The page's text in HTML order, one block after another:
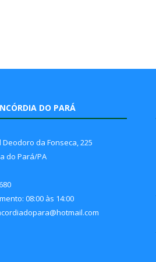
DO PARÁ
Deodoro da Fonseca, 225
do Pará/PA
08:00 às 14:00